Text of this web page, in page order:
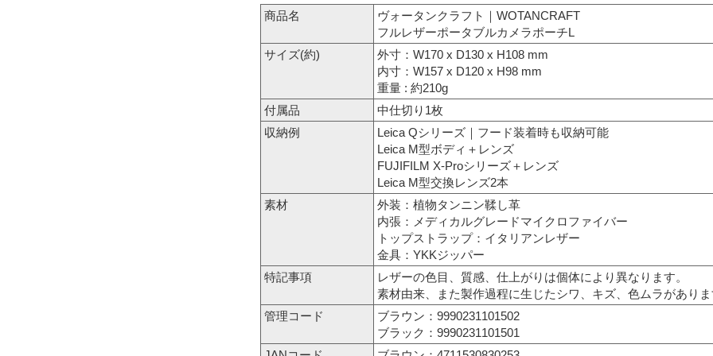
商品名
ヴォータンクラフト｜WOTANCRAFT
フルレザーポータブルカメラポーチL
サイズ(約)
外寸：W170 x D130 x H108 mm
内寸：W157 x D120 x H98 mm
重量 : 約210g
付属品
中仕切り1枚
収納例
Leica Qシリーズ｜フード装着時も収納可能
Leica M型ボディ＋レンズ
FUJIFILM X-Proシリーズ＋レンズ
Leica M型交換レンズ2本
素材
外装：植物タンニン鞣し革
内張：メディカルグレードマイクロファイバー
トップストラップ：イタリアンレザー
金具：YKKジッパー
特記事項
レザーの色目、質感、仕上がりは個体により異なります。
素材由来、また製作過程に生じたシワ、キズ、色ムラがあり
管理コード
ブラウン：9990231101502
ブラック：9990231101501